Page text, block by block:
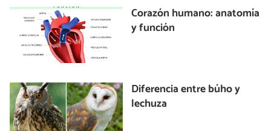
Corazón humano: anatomía
y función
Diferencia entre búho y
lechuza